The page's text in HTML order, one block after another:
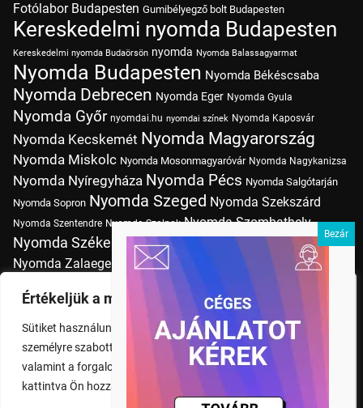
Értékeljük a magánéletét
Sütiket használunk a böngészési élmény fokozására,
személyre szabott hirdetések vagy tartalmak megjelenítésére,
valamint a forgalom elemzésére. A "Mindent elfogad" gombra
kattintva Ön hozzájárul a cookie-k használatához.
Fotólabor Budapesten Gumibélyegző bolt Budapesten
Kereskedelmi nyomda Budapesten
Kereskedelmi nyomda Budaörsön nyomda Nyomda Balassagyarmat
Nyomda Budapesten Nyomda Békéscsaba
Nyomda Debrecen Nyomda Eger Nyomda Gyula
Nyomda Győr nyomdai.hu nyomdai színek Nyomda Kaposvár
Nyomda Kecskemét Nyomda Magyarország
Nyomda Miskolc Nyomda Mosonmagyaróvár Nyomda Nagykanizsa
Nyomda Nyíregyháza Nyomda Pécs Nyomda Salgótarján
Nyomda Sopron Nyomda Szeged Nyomda Szekszárd
Nyomda Szentendre Nyomda Szolnok Nyomda Szombathely
Nyomda Székesfehérvár Nyomda Tatabánya Nyomda Vác
Nyomda Zalaegerszeg Nyomda Érd nyomtatás
Nyomtatás Budapesten
Pólónyomtatás Budapesten Szitanyomda Budapesten
Tudásbázis